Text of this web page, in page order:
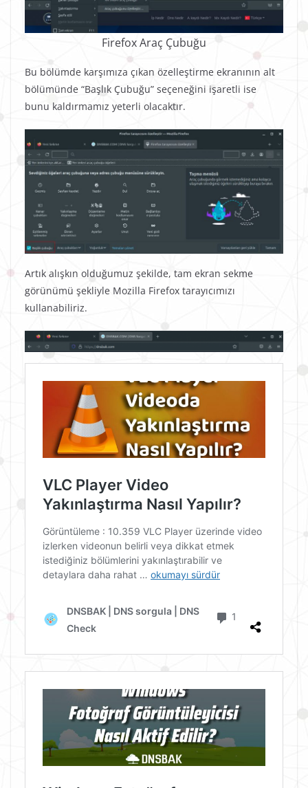
Firefox Araç Çubuğu
Bu bölümde karşımıza çıkan özelleştirme ekranının alt
bölümünde “Başlık Çubuğu” seçeneğini işaretli ise
bunu kaldırmamız yeterli olacaktır.
Artık alışkın olduğumuz şekilde, tam ekran sekme
görünümü şekliyle Mozilla Firefox tarayıcımızı
kullanabiliriz.